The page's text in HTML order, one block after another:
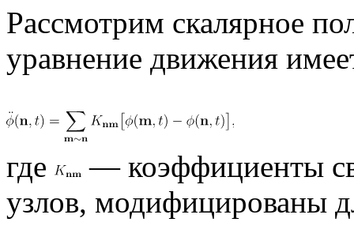
Рассмотрим скалярное
уравнение движения
где
— коэффициенты
узлов, модифицированы